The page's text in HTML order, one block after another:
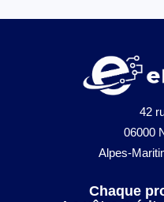
42
06000
Alpes-
Chaque